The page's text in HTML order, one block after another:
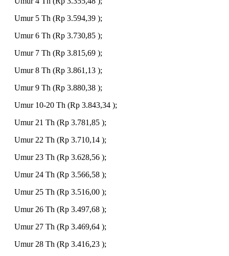
Umur 5 Th (Rp 3.594,39 );
Umur 6 Th (Rp 3.730,85 );
Umur 7 Th (Rp 3.815,69 );
Umur 8 Th (Rp 3.861,13 );
Umur 9 Th (Rp 3.880,38 );
Umur 10-20 Th (Rp 3.843,34 );
Umur 21 Th (Rp 3.781,85 );
Umur 22 Th (Rp 3.710,14 );
Umur 23 Th (Rp 3.628,56 );
Umur 24 Th (Rp 3.566,58 );
Umur 25 Th (Rp 3.516,00 );
Umur 26 Th (Rp 3.497,68 );
Umur 27 Th (Rp 3.469,64 );
Umur 28 Th (Rp 3.416,23 );